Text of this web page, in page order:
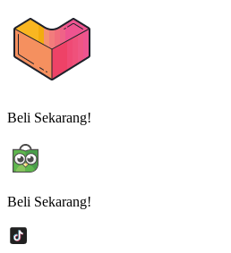
Beli Sekarang!
Beli Sekarang!